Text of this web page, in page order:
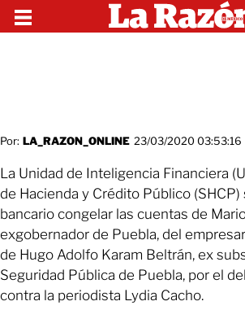
Por: LA_RAZON_ONLINE 23/03/2020 03:53:16
La Unidad de Inteligencia Financiera
de Hacienda y Crédito Público
bancario congelar las cuentas de
exgobernador de Puebla, del
de Hugo Adolfo Karam Beltrán, ex
Seguridad Pública de Puebla, por el
contra la periodista Lydia Cacho.